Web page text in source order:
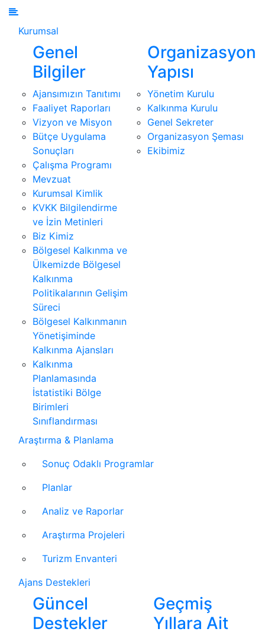
Kurumsal
Genel
Bilgiler
Ajansımızın Tanıtımı
Faaliyet Raporları
Vizyon ve Misyon
Bütçe Uygulama
Sonuçları
Çalışma Programı
Mevzuat
Kurumsal Kimlik
KVKK Bilgilendirme
ve İzin Metinleri
Biz Kimiz
Bölgesel Kalkınma ve
Ülkemizde Bölgesel
Kalkınma
Politikalarının Gelişim
Süreci
Bölgesel Kalkınmanın
Yönetişiminde
Kalkınma Ajansları
Kalkınma
Planlamasında
İstatistiki Bölge
Birimleri
Sınıflandırması
Organizasyon
Yapısı
Yönetim Kurulu
Kalkınma Kurulu
Genel Sekreter
Organizasyon Şeması
Ekibimiz
Araştırma & Planlama
Sonuç Odaklı Programlar
Planlar
Analiz ve Raporlar
Araştırma Projeleri
Turizm Envanteri
Ajans Destekleri
Güncel
Destekler
Geçmiş
Yıllara Ait